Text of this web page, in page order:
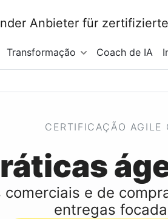
Transformação Coach de IA
CERTIFICAÇÃO AGILE
e de
entregas